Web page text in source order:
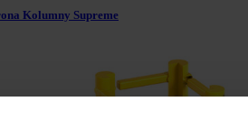
Kolumny Supreme